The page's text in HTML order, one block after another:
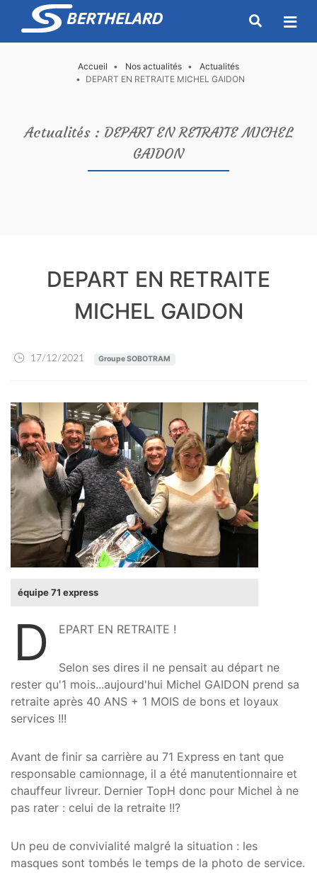
Accueil Nos actualités
Actualités
DEPART EN RETRAITE MICHEL GAIDON
Actualités : DEPART EN RETRAITE MICHEL
GAIDON
DEPART EN RETRAITE
MICHEL GAIDON
17/12/2021 Groupe SOBOTRAM
équipe 71 express
D EPART EN RETRAITE !
Selon ses dires il ne pensait au départ ne
rester qu'1 mois...aujourd'hui Michel GAIDON prend sa
retraite après 40 ANS + 1 MOIS de bons et loyaux
services !!!
Avant de finir sa carrière au 71 Express en tant que
responsable camionnage, il a été manutentionnaire et
chauffeur livreur. Dernier TopH donc pour Michel à ne
pas rater : celui de la retraite !!?
Un peu de convivialité malgré la situation : les
masques sont tombés le temps de la photo de service.